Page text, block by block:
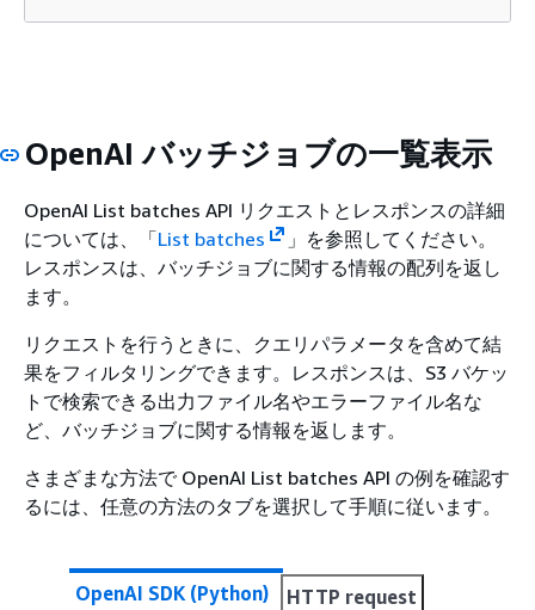
OpenAI バッチジョブの一覧表示
OpenAI List batches API リクエストとレスポンスの詳細
については、「List batches
」を参照してください。
レスポンスは、バッチジョブに関する情報の配列を返し
ます。
リクエストを行うときに、クエリパラメータを含めて結
果をフィルタリングできます。レスポンスは、S3 バケッ
トで検索できる出力ファイル名やエラーファイル名な
ど、バッチジョブに関する情報を返します。
さまざまな方法で OpenAI List batches API の例を確認す
るには、任意の方法のタブを選択して手順に従います。
OpenAI SDK (Python) HTTP request